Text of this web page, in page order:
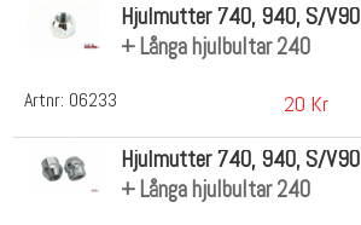
Artnr: 06233
Hjulmutter 740, 940, S/V90
+ Långa hjulbultar 240
20 Kr
Hjulmutter 740, 940, S/V90
+ Långa hjulbultar 240